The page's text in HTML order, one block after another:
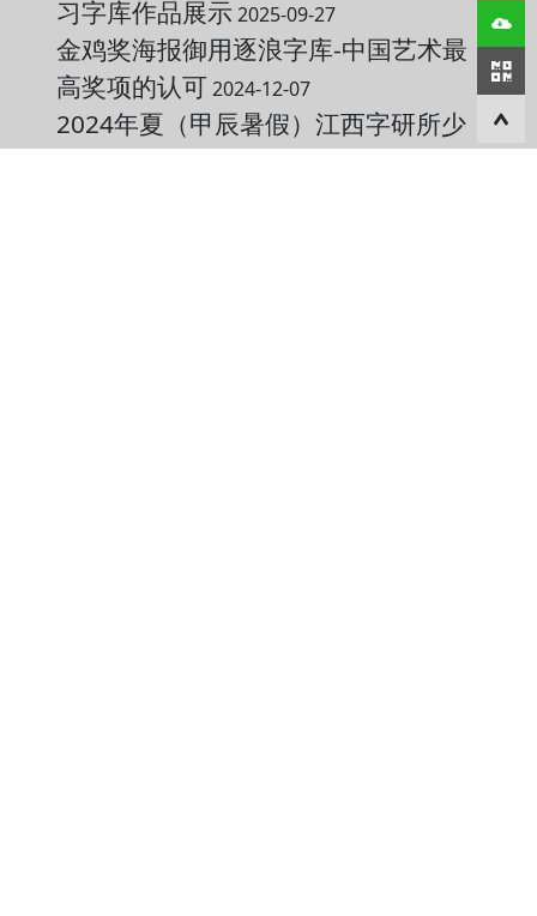
习字库作品展示 2025-09-27
金鸡奖海报御用逐浪字库-中国艺术最
高奖项的认可2024-12-07
2024年夏（甲辰暑假）江西字研所少
儿书法掠影